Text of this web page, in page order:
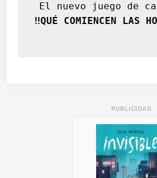
El nuevo juego de
‼️QUÉ COMIENCEN LAS
PUBLICIDAD